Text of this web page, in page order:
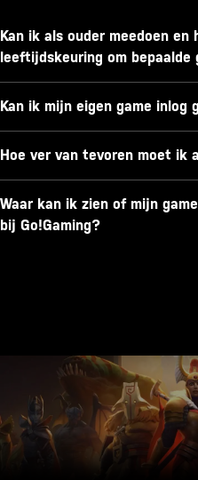
Kan ik als ouder meedoen en
leeftijdskeuring om bepaalde
Kan ik mijn eigen game inlog
Hoe ver van tevoren moet ik
Waar kan ik zien of mijn
bij Go!Gaming?